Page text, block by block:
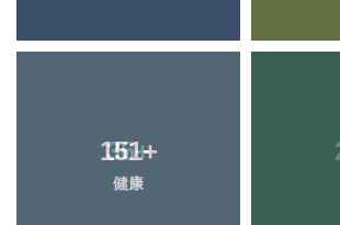
151+
健康